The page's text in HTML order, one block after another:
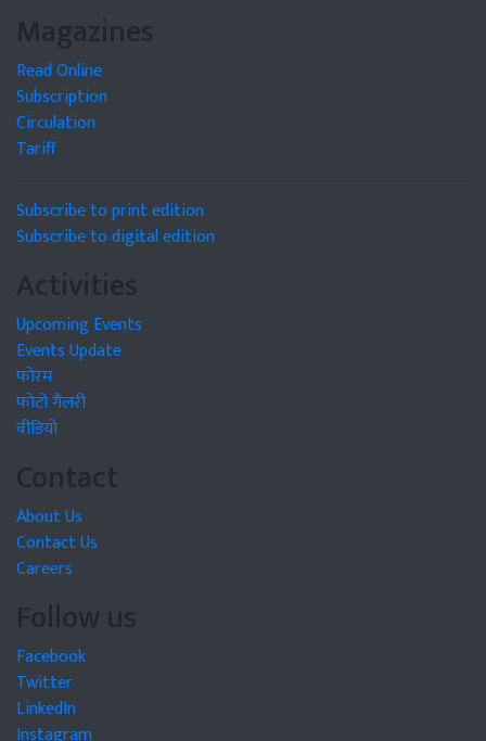
Magazines
Read Online
Subscription
Circulation
Tariff
Subscribe to print edition
Subscribe to digital edition
Activities
Upcoming Events
Events Update
फोरम
फोटो गैलरी
वीडियो
Contact
About Us
Contact Us
Careers
Follow us
Facebook
Twitter
LinkedIn